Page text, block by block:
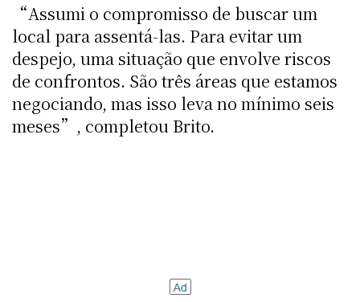
“Assumi o compromisso de buscar um
local para assentá-las. Para evitar um
despejo, uma situação que envolve riscos
de confrontos. São três áreas que estamos
negociando, mas isso leva no mínimo seis
meses”, completou Brito.